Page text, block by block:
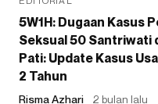
5W1H: Dugaan Kasus
Seksual 50 Santriwati
Pati: Update Kasus
2 Tahun
Risma Azhari 2 bulan lalu